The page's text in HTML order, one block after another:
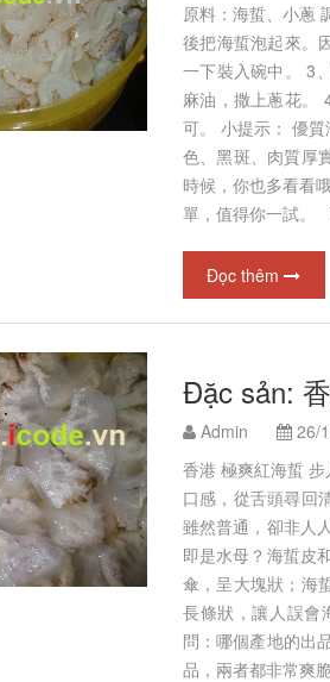
原料：海蜇、小蔥
後把海蜇泡起來。
一下裝入碗中。 3
麻油，撒上蔥花。
可。 小提示： 優
色、黑斑、肉質厚
時候，你也多看看
單，值得你一試。
Đọc thêm
Đặc sản:
Admin
26/
香港 極爽紅海蜇
口感，從舌頭尋回
雖然普通，卻非人
即是水母？海蜇皮
傘，呈大塊狀；海
長條狀，讓人誤會
問：哪個產地的出
品，兩者都非常爽